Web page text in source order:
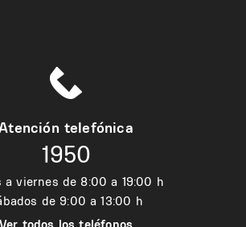
telefónica
1950
a viernes de 8:00 a 19:00 h
de 9:00 a 13:00 h